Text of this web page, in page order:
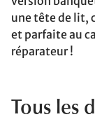
une tête de lit,
et parfaite au
réparateur !
Tous les